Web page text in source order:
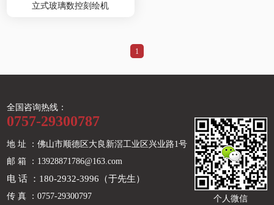
立式玻璃数控刻绘机
1
全国咨询热线：
0757-29300787
地 址 ：佛山市顺德区大良新滘工业区兴业路1号
邮 箱 ：13928871786@163.com
电 话 ：180-2932-3996（于先生）
传 真 ：0757-29300797 个人微信